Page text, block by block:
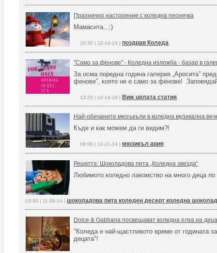
Празнично настроение с коледна песничка
Мамасита...:)
10:30 | 12-14-14 | поздрав Коледа
"Само за фенове" - Коледна изложба - базар в
За осма поредна година галерия „Аросита”
фенове”, която не е само за фенове!
13:23 | 12-14-18 | Виж цялата статия
Най-обичаните мюзъкъли в коледна музикална
Къде и как можем да ги видим?!
09:00 | 12-21-14 | мюзикъл ария
Рецепта: Шоколадова пита „Коледна звезда“
Любимото коледно лакомство на много деца по
13:30 | 11-28-14 | шоколадова пита коледен десерт коледна
Dolce & Gabbana посвещават коледна елха на
"Коледа е най-щастливото време от годината за
децата"!